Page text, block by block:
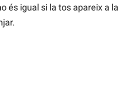
és igual si la tos apareix a